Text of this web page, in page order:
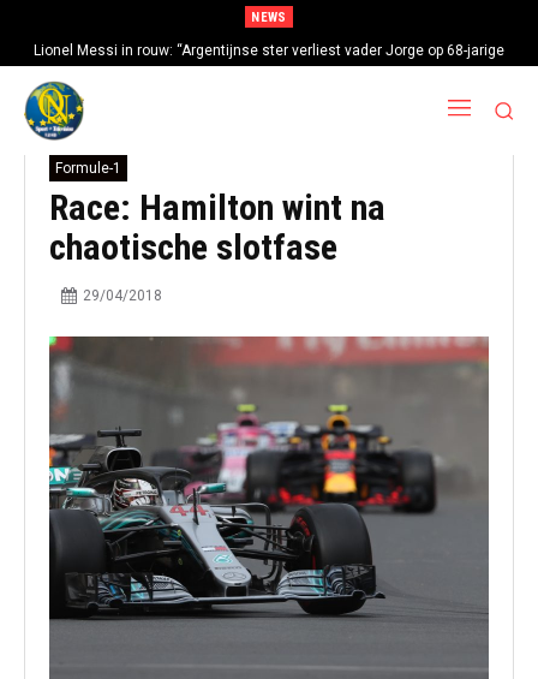
NEWS
Lionel Messi in rouw: “Argentijnse ster verliest vader Jorge op 68-jarige
leeftijd na gezondheidsproblemen”
Formule-1
Race: Hamilton wint na
chaotische slotfase
29/04/2018